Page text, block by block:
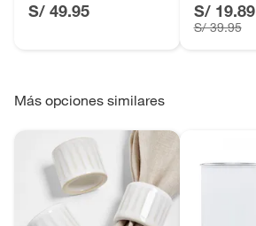
S/ 49.95 S/ 19.89
S/ 39.95
Más opciones similares